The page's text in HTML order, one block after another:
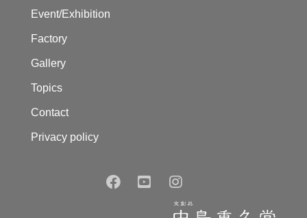
Event/Exhibition
Factory
Gallery
Topics
Contact
Privacy policy